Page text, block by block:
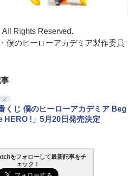
Rights Reserved.
僕のヒーローアカデミア製作委員
ズ
くじ 僕のヒーローアカデミア Beg
HERO !」5月20日発売決定
をフォローして最新記事をチ
ェック！